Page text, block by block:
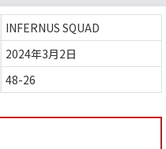
INFERNUS SQUAD
2024年3月2日
48-26